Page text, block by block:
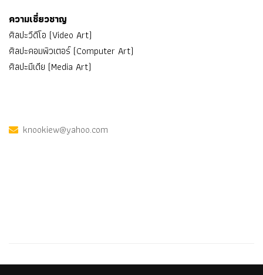
ความเชี่ยวชาญ
ศิลปะวีดีโอ (Video Art)
ศิลปะคอมพิวเตอร์ (Computer Art)
ศิลปะมีเดีย (Media Art)
knookiew@yahoo.com